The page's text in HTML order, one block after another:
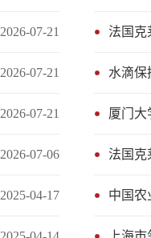
2026-07-21
2026-07-21
2026-07-21
2026-07-06
2025-04-17
法国克
厦门大
中国农